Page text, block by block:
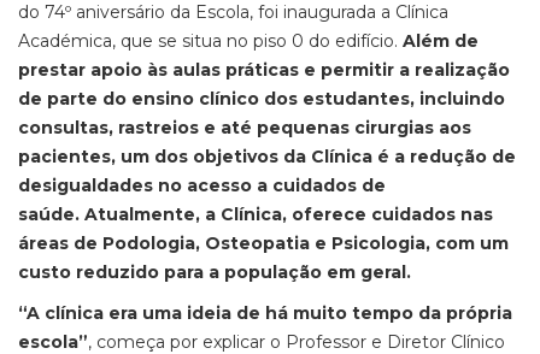
do 74º aniversário da Escola, foi inaugurada a Clínica
Académica, que se situa no piso 0 do edifício. Além de
prestar apoio às aulas práticas e permitir a realização
de parte do ensino clínico dos estudantes, incluindo
consultas, rastreios e até pequenas cirurgias aos
pacientes, um dos objetivos da Clínica é a redução de
desigualdades no acesso a cuidados de
saúde. Atualmente, a Clínica, oferece cuidados nas
áreas de Podologia, Osteopatia e Psicologia, com um
custo reduzido para a população em geral.
“A clínica era uma ideia de há muito tempo da própria
escola”, começa por explicar o Professor e Diretor Clínico